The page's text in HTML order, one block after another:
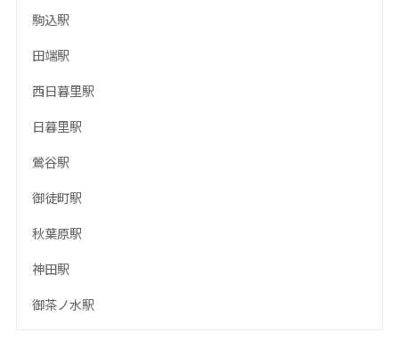
駒込駅
田端駅
西日暮里駅
日暮里駅
鶯谷駅
御徒町駅
秋葉原駅
神田駅
御茶ノ水駅